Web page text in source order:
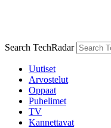
Search TechRadar
Uutiset
Arvostelut
Oppaat
Puhelimet
TV
Kannettavat